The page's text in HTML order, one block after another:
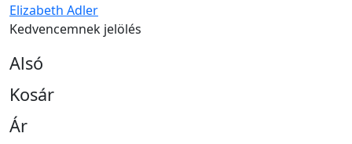
Elizabeth Adler
Kedvencemnek jelölés
Alsó
Kosár
Ár